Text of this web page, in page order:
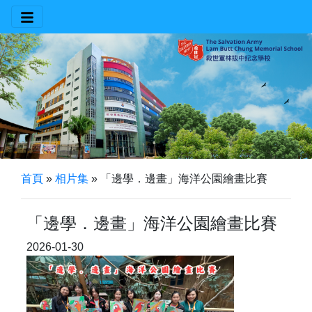
首頁 » 相片集 » 「邊學．邊畫」海洋公園繪畫比賽
「邊學．邊畫」海洋公園繪畫比賽
2026-01-30